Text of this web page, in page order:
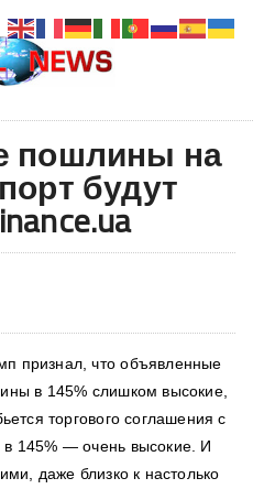
пошлины на
будут
признал, что объявленные
в 145% слишком высокие,
торгового соглашения с
145% — очень высокие. И
даже близко к настолько